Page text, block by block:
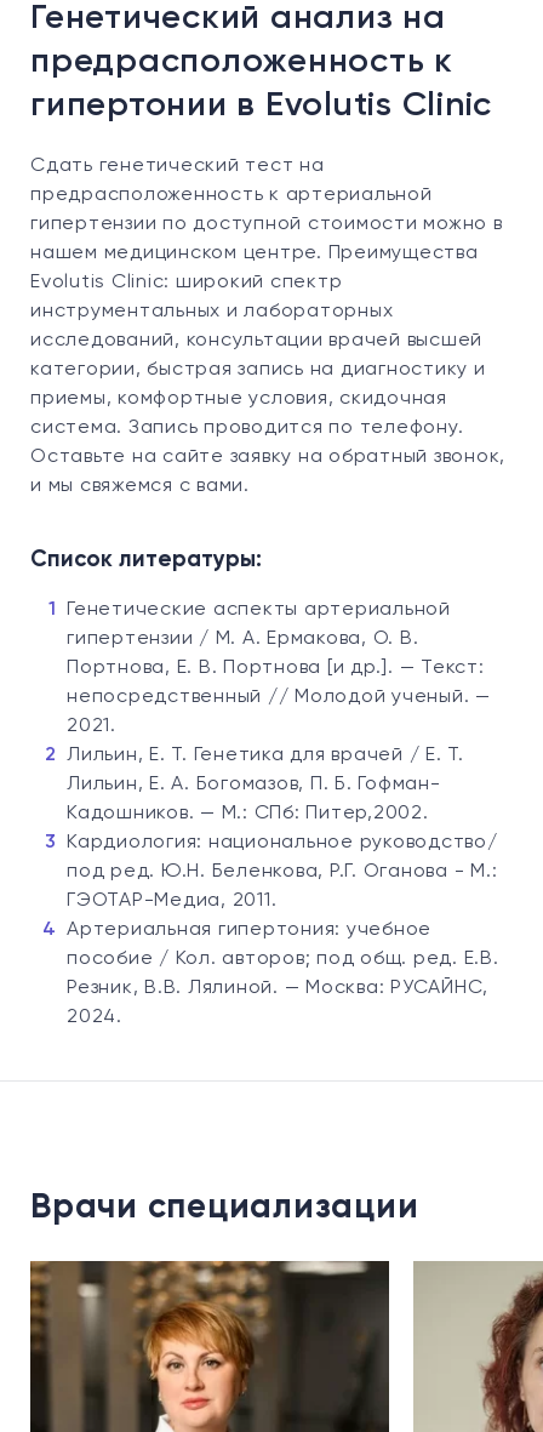
Генетический анализ на
предрасположенность к
гипертонии в Evolutis Clinic
Сдать генетический тест на
предрасположенность к артериальной
гипертензии по доступной стоимости можно в
нашем медицинском центре. Преимущества
Evolutis Clinic: широкий спектр
инструментальных и лабораторных
исследований, консультации врачей высшей
категории, быстрая запись на диагностику и
приемы, комфортные условия, скидочная
система. Запись проводится по телефону.
Оставьте на сайте заявку на обратный звонок,
и мы свяжемся с вами.
Список литературы:
Генетические аспекты артериальной
гипертензии / М. А. Ермакова, О. В.
Портнова, Е. В. Портнова [и др.]. — Текст:
непосредственный // Молодой ученый. —
2021.
Лильин, Е. Т. Генетика для врачей / Е. Т.
Лильин, Е. А. Богомазов, П. Б. Гофман-
Кадошников. — М.: СПб: Питер,2002.
Кардиология: национальное руководство/
под ред. Ю.Н. Беленкова, Р.Г. Оганова - М.:
ГЭОТАР-Медиа, 2011.
Артериальная гипертония: учебное
пособие / Кол. авторов; под общ. ред. Е.В.
Резник, В.В. Лялиной. — Москва: РУСАЙНС,
2024.
Врачи специализации